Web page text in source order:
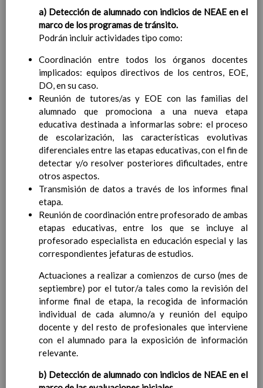
Ã¡rea y de
competencias
Ãrea de Cultura y PrÃ¡ctica
Digital
Objetivos del
Ã¡rea
Elab/10/06/2016
las competencias
clave
Elab/10/06/2016
ConcreciÃ³n curricular
para la etapa. Perfiles de
Ã¡rea y de
competencias
En revisiÃ³n
vicos
ContribuciÃ³n del Ã¡rea a
las competencias clave
ConcreciÃ³n curricular
para la etapa. Perfiles de
competencias
En revisiÃ³n
Ãrea de ReligiÃ³n CatÃ³lica
Objetivos del Ã¡rea
ContribuciÃ³n del Ã¡rea a
las competencias clave
ConcreciÃ³n curricular
Ãrea de Lengua Extranjera
a) Detección de alumnado con indicios de NEAE en el
marco de los programas de tránsito.
Podrán incluir actividades tipo como:
Coordinación entre todos los órganos docentes
implicados: equipos directivos de los centros, EOE,
DO, en su caso.
Reunión de tutores/as y EOE con las familias del
alumnado que promociona a una nueva etapa
educativa destinada a informarlas sobre: el proceso
de escolarización, las características evolutivas
diferenciales entre las etapas educativas, con el fin de
detectar y/o resolver posteriores dificultades, entre
otros aspectos.
Transmisión de datos a través de los informes final
etapa.
Reunión de coordinación entre profesorado de ambas
etapas educativas, entre los que se incluye al
profesorado especialista en educación especial y las
correspondientes jefaturas de estudios.
Actuaciones a realizar a comienzos de curso (mes de
septiembre) por el tutor/a tales como la revisión del
informe final de etapa, la recogida de información
individual de cada alumno/a y reunión del equipo
docente y del resto de profesionales que interviene
con el alumnado para la exposición de información
relevante.
b) Detección de alumnado con indicios de NEAE en el